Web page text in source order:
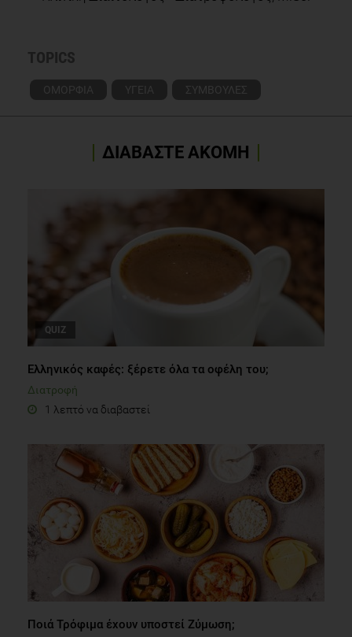
TOPICS
ΟΜΟΡΦΙΑ ΥΓΕΙΑ ΣΥΜΒΟΥΛΕΣ
ΔΙΑΒΑΣΤΕ ΑΚΟΜΗ
QUIZ
Ελληνικός καφές: ξέρετε όλα τα οφέλη του;
Διατροφή
1 λεπτό να διαβαστεί
Ποιά Τρόφιμα έχουν υποστεί Ζύμωση;